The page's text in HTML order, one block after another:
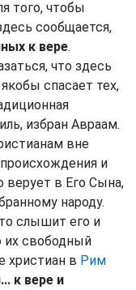
того, чтобы
сообщается,
к вере.
что здесь
спасает тех,
избран Авраам.
вне
и
верует в Его Сына,
народу.
слышит его и
их свободный
христиан в Рим
к вере и